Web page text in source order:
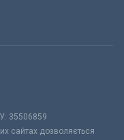
35506859
сайтах дозволяється